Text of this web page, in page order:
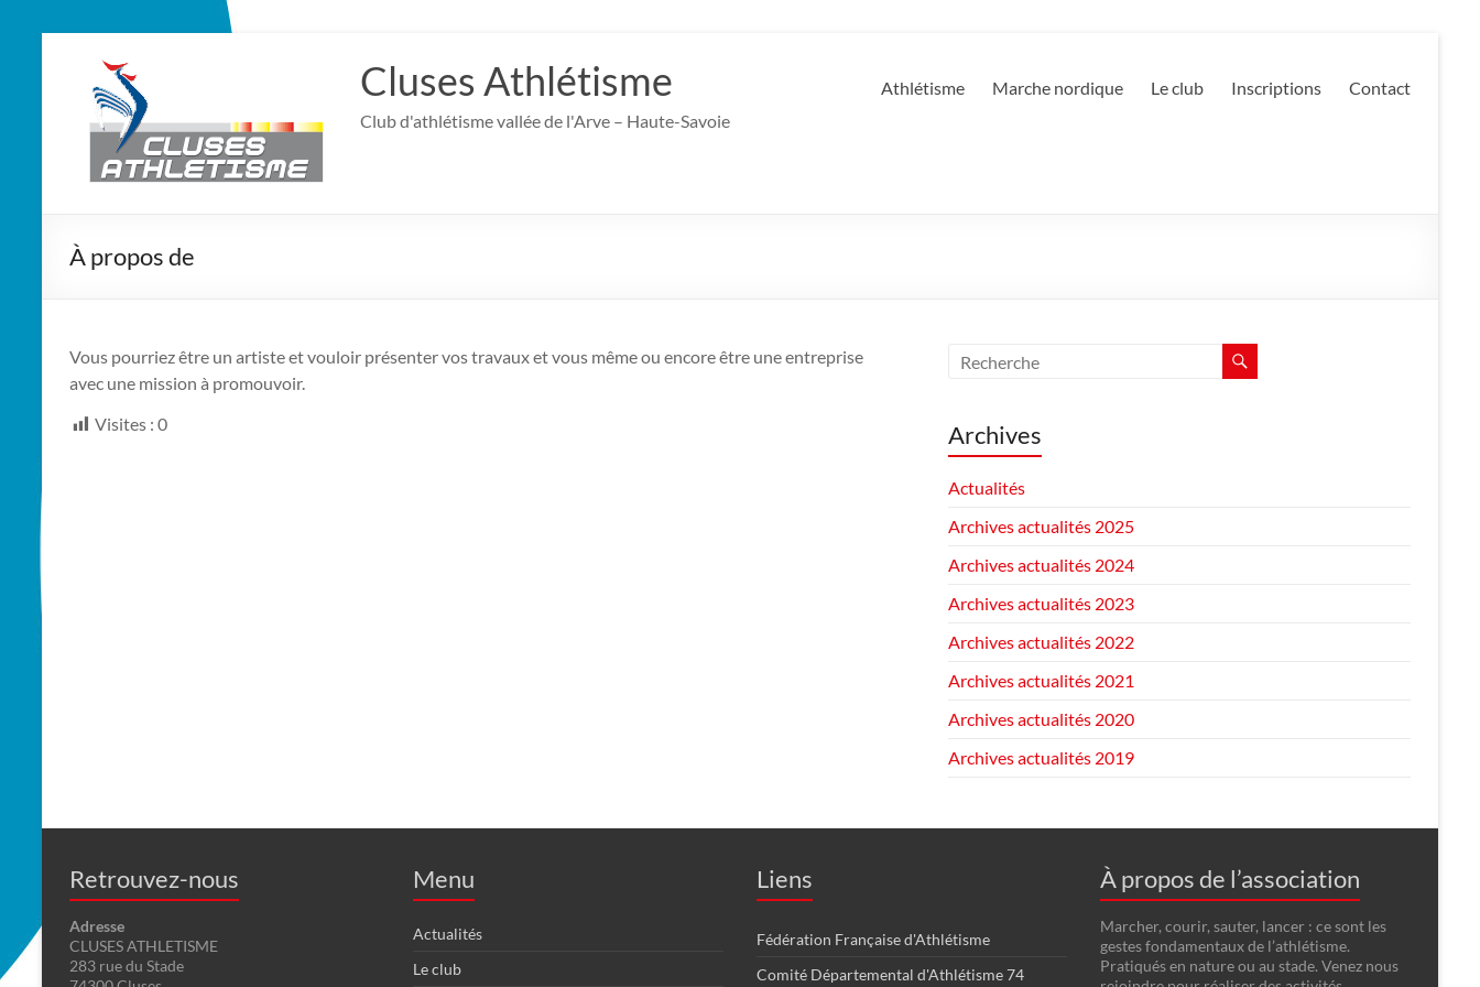
contenu
Cluses Athlétisme
Club d'athlétisme vallée de l'Arve – Haute-Savoie
Athlétisme Marche nordique Le club Inscriptions Contact
À propos de
Vous pourriez être un artiste et vouloir présenter vos travaux et vous même ou encore être une entreprise
avec une mission à promouvoir.
Visites : 0 Archives
Actualités
Archives actualités 2025
Archives actualités 2024
Archives actualités 2023
Archives actualités 2022
Archives actualités 2021
Archives actualités 2020
Archives actualités 2019
Retrouvez-nous
Adresse
CLUSES ATHLETISME
283 rue du Stade
Menu
Actualités
Le club
Liens
Fédération Française d'Athlétisme
Comité Départemental d'Athlétisme 74
À propos de l’association
Marcher, courir, sauter, lancer : ce sont les
gestes fondamentaux de l’athlétisme.
Pratiqués en nature ou au stade. Venez nous